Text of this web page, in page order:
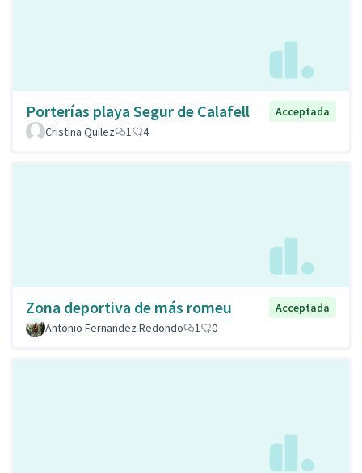
Porterías playa Segur de Calafell
Acceptada
Cristina Quilez
1 4
Zona deportiva de más romeu
Acceptada
Antonio Fernandez Redondo
1 0